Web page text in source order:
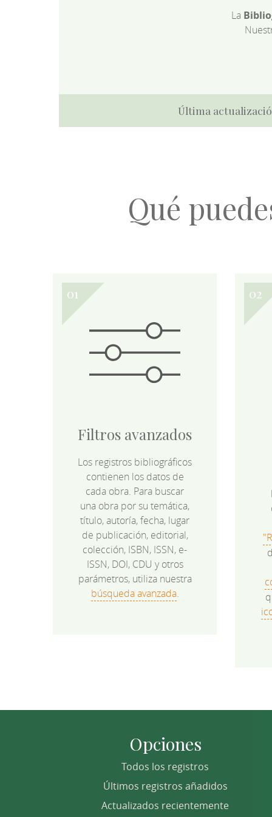
La
Última
Qué
Filtros avanzados
Los registros bibliográficos
contienen los datos de
cada obra. Para buscar
una obra por su temática,
título, autoría, fecha, lugar
de publicación, editorial,
colección, ISBN, ISSN, e-
ISSN, DOI, CDU y otros
parámetros, utiliza nuestra
búsqueda avanzada.
Opciones
Todos los registros
Últimos registros añadidos
Actualizados recientemente